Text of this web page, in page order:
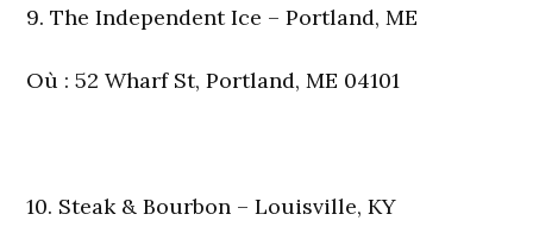
9. The Independent Ice – Portland, ME
Où : 52 Wharf St, Portland, ME 04101
10. Steak & Bourbon – Louisville, KY